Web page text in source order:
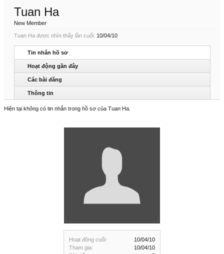
Hoạt động cuối:
10/04/10
Tham gia:
10/04/10
Tuan Ha
New Member
Tuan Ha được nhìn thấy lần cuối: 10/04/10
Tin nhắn hồ sơ
Hoạt động gần đây
Các bài đăng
Thông tin
Hiện tại không có tin nhắn trong hồ sơ của Tuan Ha.